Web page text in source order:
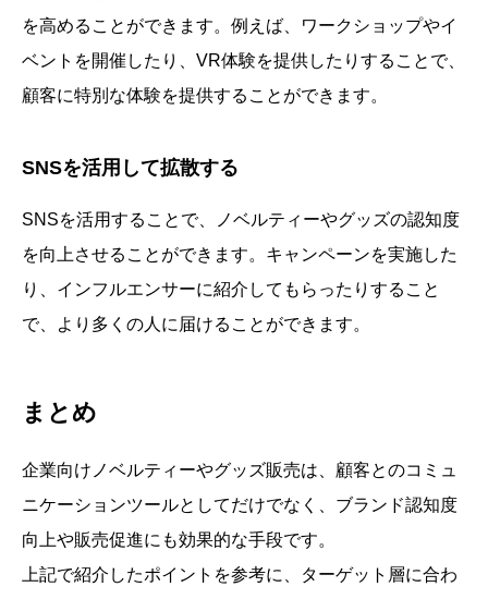
を高めることができます。例えば、ワークショップやイ
ベントを開催したり、VR体験を提供したりすることで、
顧客に特別な体験を提供することができます。
SNSを活用して拡散する
SNSを活用することで、ノベルティーやグッズの認知度
を向上させることができます。キャンペーンを実施した
り、インフルエンサーに紹介してもらったりすること
で、より多くの人に届けることができます。
まとめ
企業向けノベルティーやグッズ販売は、顧客とのコミュ
ニケーションツールとしてだけでなく、ブランド認知度
向上や販売促進にも効果的な手段です。
上記で紹介したポイントを参考に、ターゲット層に合わ